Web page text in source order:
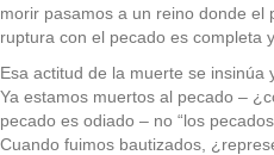
morir pasamos a un reino donde el
ruptura con el pecado es completa
Esa actitud de la muerte se insinúa
Ya estamos muertos al pecado –
pecado es odiado – no “los
Cuando fuimos bautizados,